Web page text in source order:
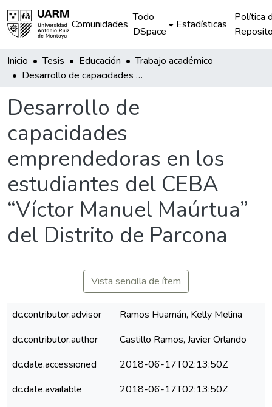
Comunidades
Todo
DSpace
Estadísticas
Política
Inicio Tesis Educación
Trabajo académico
Desarrollo de capacidades emprendedoras en los estudiantes del CEBA “Víctor Manuel Maúrtua” del Distrito de Parcona
Desarrollo de
capacidades
emprendedoras en los
estudiantes del CEBA
“Víctor Manuel Maúrtua”
del Distrito de Parcona
Vista sencilla de ítem
dc.contributor.advisor
Ramos Huamán, Kelly Melina
dc.contributor.author
Castillo Ramos, Javier Orlando
dc.date.accessioned
2018-06-17T02:13:50Z
dc.date.available
2018-06-17T02:13:50Z